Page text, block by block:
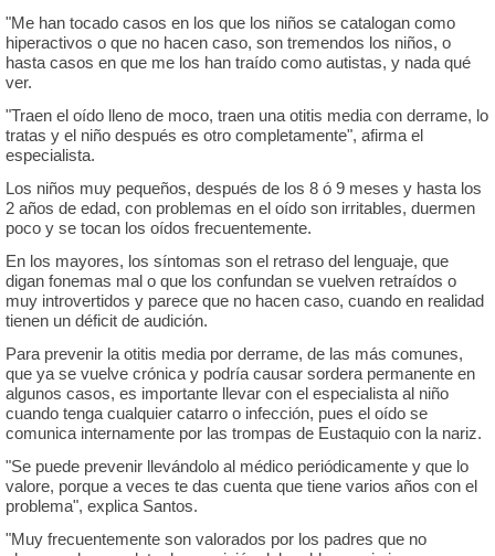
"Me han tocado casos en los que los niños se catalogan como
hiperactivos o que no hacen caso, son tremendos los niños, o
hasta casos en que me los han traído como autistas, y nada qué
ver.
"Traen el oído lleno de moco, traen una otitis media con derrame, lo
tratas y el niño después es otro completamente", afirma el
especialista.
Los niños muy pequeños, después de los 8 ó 9 meses y hasta los
2 años de edad, con problemas en el oído son irritables, duermen
poco y se tocan los oídos frecuentemente.
En los mayores, los síntomas son el retraso del lenguaje, que
digan fonemas mal o que los confundan se vuelven retraídos o
muy introvertidos y parece que no hacen caso, cuando en realidad
tienen un déficit de audición.
Para prevenir la otitis media por derrame, de las más comunes,
que ya se vuelve crónica y podría causar sordera permanente en
algunos casos, es importante llevar con el especialista al niño
cuando tenga cualquier catarro o infección, pues el oído se
comunica internamente por las trompas de Eustaquio con la nariz.
"Se puede prevenir llevándolo al médico periódicamente y que lo
valore, porque a veces te das cuenta que tiene varios años con el
problema", explica Santos.
"Muy frecuentemente son valorados por los padres que no